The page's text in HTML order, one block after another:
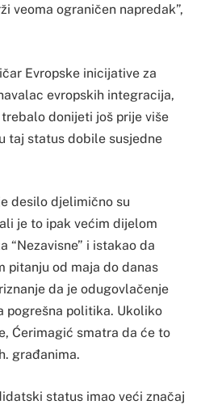
veoma ograničen napredak”,
Evropske inicijative za
evropskih integracija,
donijeti još prije više
taj status dobile susjedne
desilo djelimično su
je to ipak većim dijelom
“Nezavisne” i istakao da
pitanju od maja do danas
da je odugovlačenje
pogrešna politika. Ukoliko
Ćerimagić smatra da će to
građanima.
status imao veći značaj